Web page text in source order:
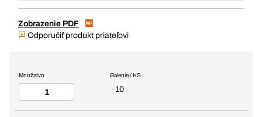
Zobrazenie PDF
Odporučiť produkt priateľovi
Balenie / KS
10
Množstvo